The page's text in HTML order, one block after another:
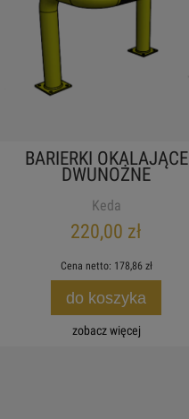
BARIERKI OKALAJĄCE
DWUNOŻNE
Keda
220,00 zł
Cena netto: 178,86 zł
do koszyka
zobacz więcej